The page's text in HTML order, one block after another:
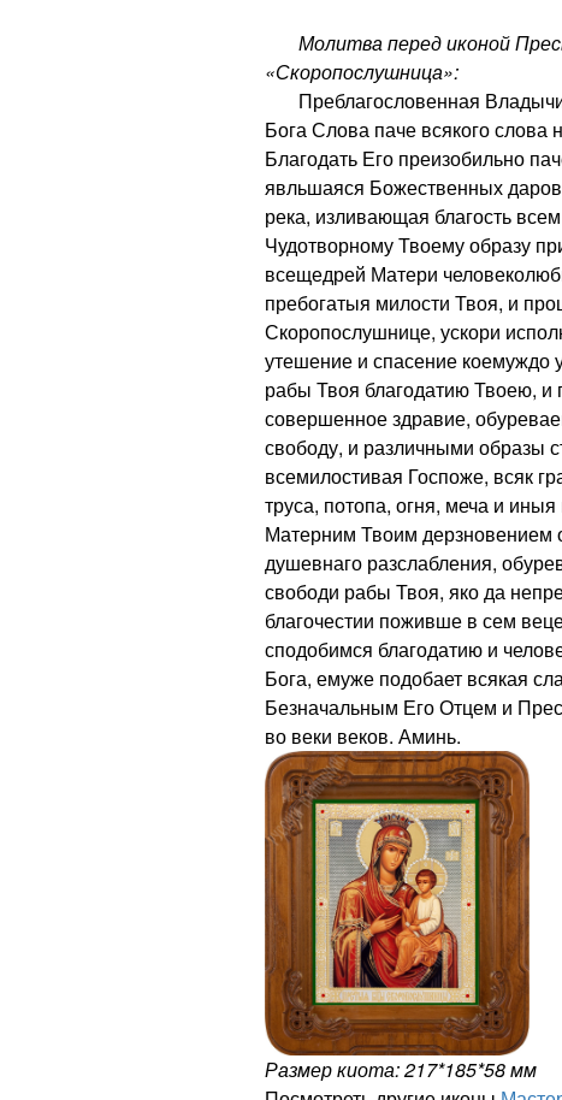
Молитва перед иконой
«Скоропослушница»:
Преблагословенная
Бога Слова паче всякого
Благодать Его преизобильно
явльшаяся Божественных
река, изливающая благость
Чудотворному Твоему образу
всещедрей Матери
пребогатыя милости Твоя, и
Скоропослушнице, ускори
утешение и спасение коемуждо
рабы Твоя благодатию Твоею,
совершенное здравие,
свободу, и различными образы
всемилостивая Госпоже, всяк
труса, потопа, огня, меча и
Матерним Твоим
душевнаго разслабления,
свободи рабы Твоя, яко да
благочестии поживше в сем
сподобимся благодатию и
Бога, емуже подобает всякая
Безначальным Его Отцем и
во веки веков. Аминь.
Размер киота: 217*185*58 мм